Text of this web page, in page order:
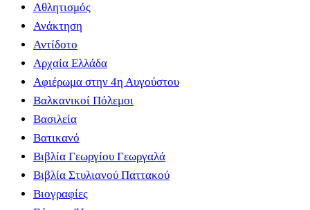
Αθλητισμός
Ανάκτηση
Αντίδοτο
Αρχαία Ελλάδα
Αφιέρωμα στην 4η Αυγούστου
Βαλκανικοί Πόλεμοι
Βασιλεία
Βατικανό
Βιβλία Γεωργίου Γεωργαλά
Βιβλία Στυλιανού Παττακού
Βιογραφίες